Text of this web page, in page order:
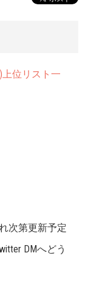
位リスト一
次第更新予定
DMへどう